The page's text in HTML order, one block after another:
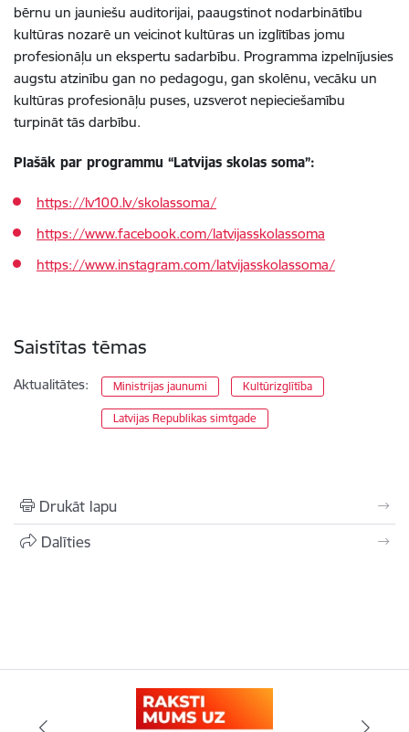
bērnu un jauniešu auditorijai, paaugstinot nodarbinātību
kultūras nozarē un veicinot kultūras un izglītības jomu
profesionāļu un ekspertu sadarbību. Programma izpelnījusies
augstu atzinību gan no pedagogu, gan skolēnu, vecāku un
kultūras profesionāļu puses, uzsverot nepieciešamību
turpināt tās darbību.
Plašāk par programmu “Latvijas skolas soma”:
https://lv100.lv/skolassoma/
https://www.facebook.com/latvijasskolassoma
https://www.instagram.com/latvijasskolassoma/
Saistītas tēmas
Aktualitātes: Ministrijas jaunumi Kultūrizglītība
Latvijas Republikas simtgade
Drukāt lapu
Dalīties